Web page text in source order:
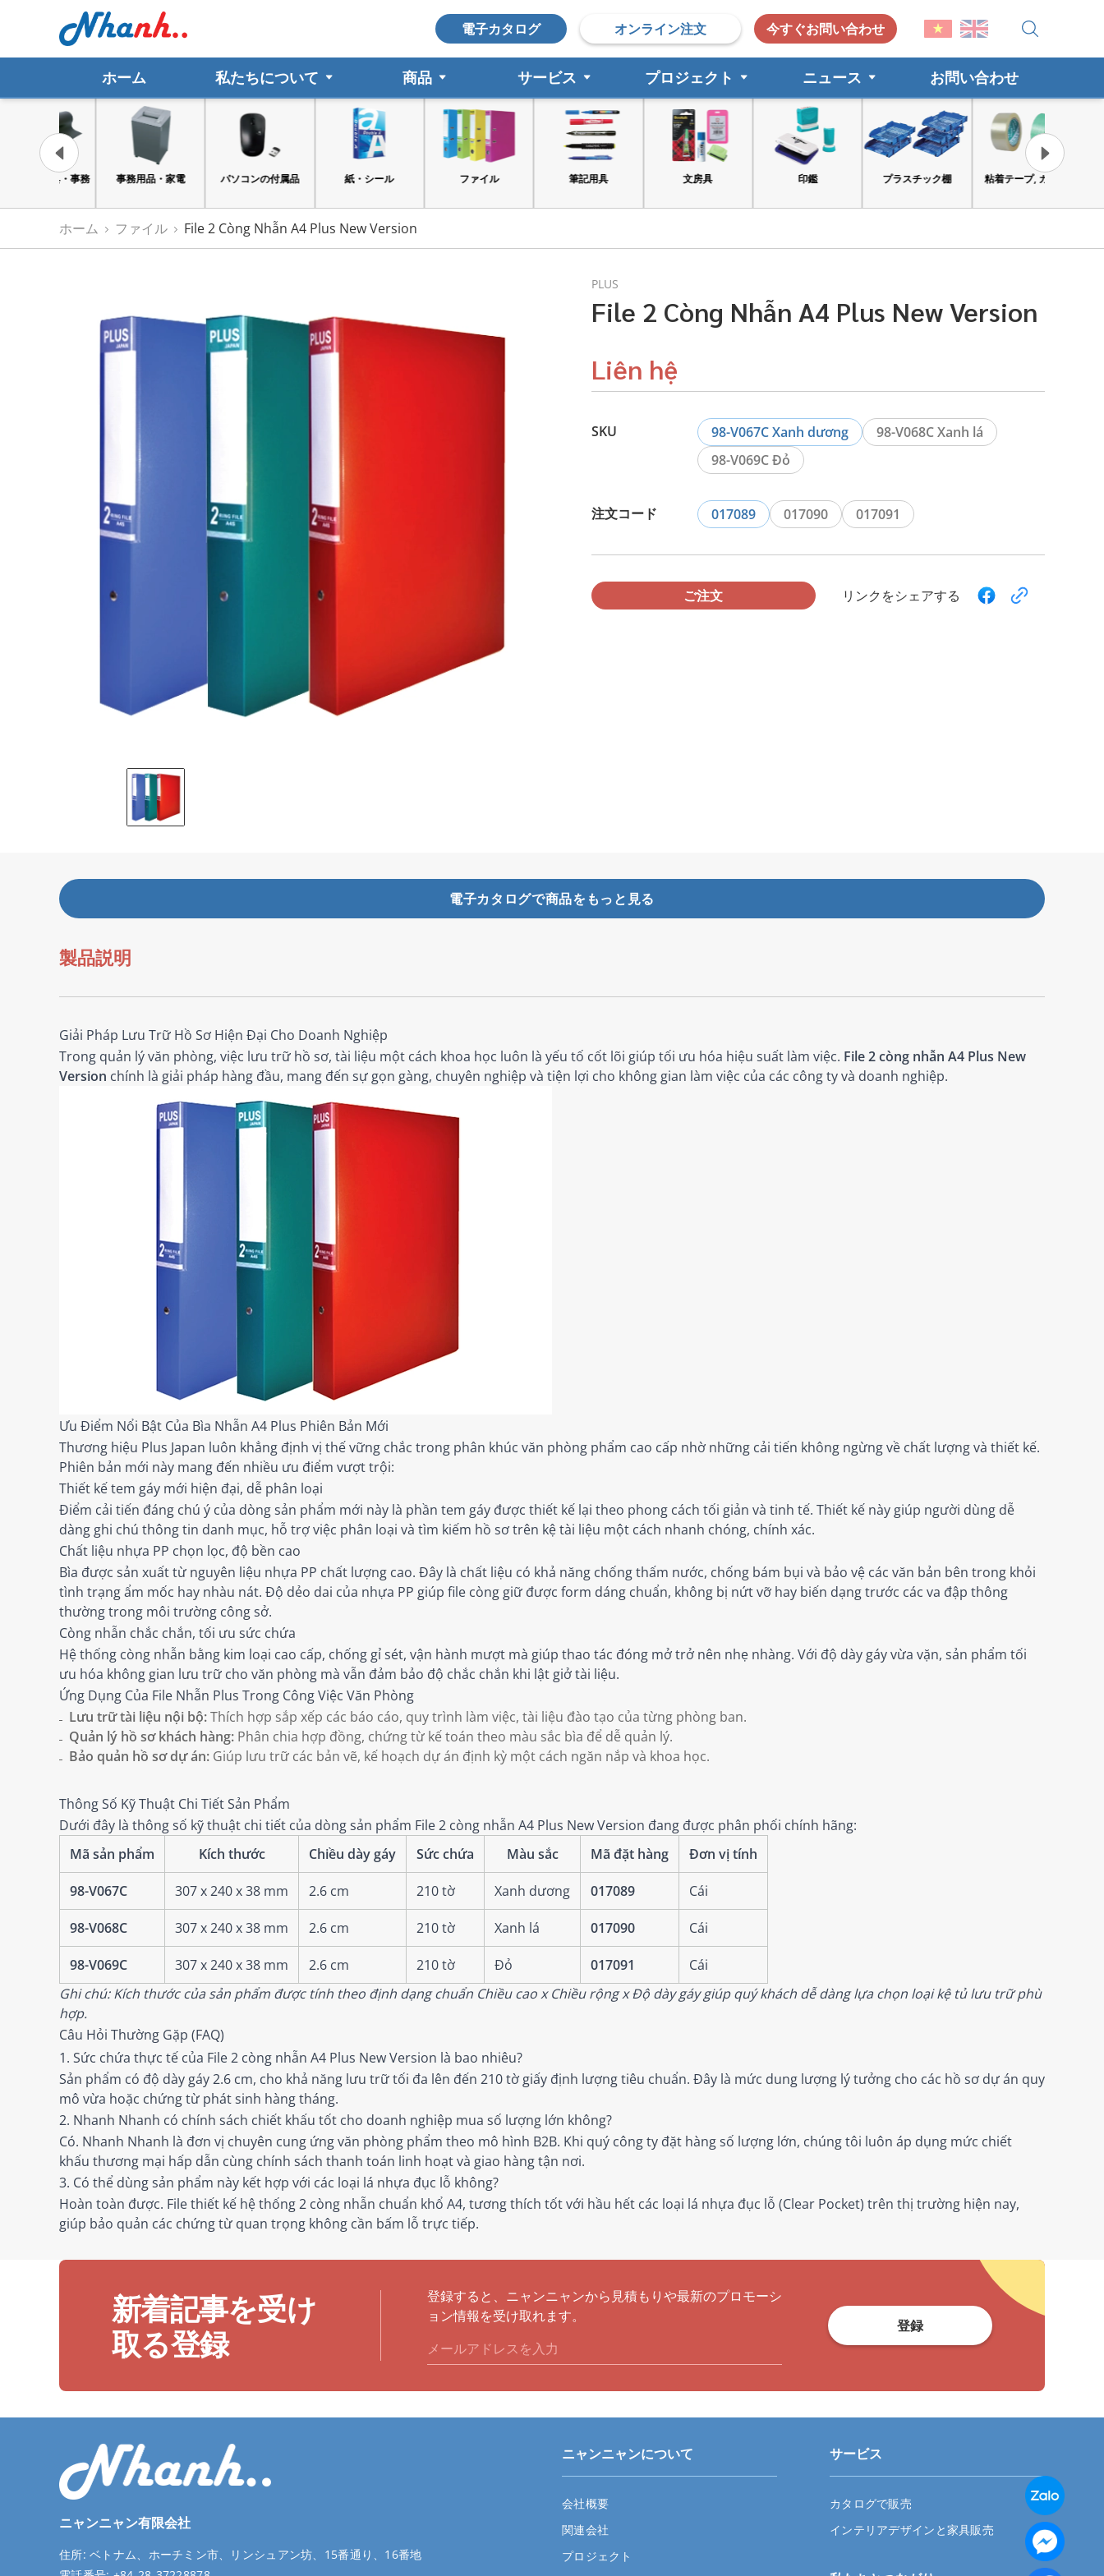
電子カタログ オンライン注文 今すぐお問い合わせ
ホーム 私たちについて 商品 サービス プロジェクト ニュース お問い合わせ
事務用品・家電 パソコンの付属品 紙・シール ファイル 筆記用具 プラスチック棚 粘着テープ, カート
ホーム ファイル File 2 Còng Nhẫn A4 Plus New Version
PLUS
File 2 Còng Nhẫn A4 Plus New Version
Liên hệ
SKU 98-V067C Xanh dương
98-V068C Xanh lá
98-V069C Đỏ
注文コード 017089 017090 017091
ご注文 リンクをシェアする
電子カタログで商品をもっと見る
製品説明
Giải Pháp Lưu Trữ Hồ Sơ Hiện Đại Cho Doanh Nghiệp
Trong quản lý văn phòng, việc lưu trữ hồ sơ, tài liệu một cách khoa học luôn là yếu tố cốt lõi giúp tối ưu hóa hiệu suất làm việc. File 2 còng nhẫn A4 Plus New
Version chính là giải pháp hàng đầu, mang đến sự gọn gàng, chuyên nghiệp và tiện lợi cho không gian làm việc của các công ty và doanh nghiệp.
Ưu Điểm Nổi Bật Của Bìa Nhẫn A4 Plus Phiên Bản Mới
Thương hiệu Plus Japan luôn khẳng định vị thế vững chắc trong phân khúc văn phòng phẩm cao cấp nhờ những cải tiến không ngừng về chất lượng và thiết kế.
Phiên bản mới này mang đến nhiều ưu điểm vượt trội:
Thiết kế tem gáy mới hiện đại, dễ phân loại
Điểm cải tiến đáng chú ý của dòng sản phẩm mới này là phần tem gáy được thiết kế lại theo phong cách tối giản và tinh tế. Thiết kế này giúp người dùng dễ
dàng ghi chú thông tin danh mục, hỗ trợ việc phân loại và tìm kiếm hồ sơ trên kệ tài liệu một cách nhanh chóng, chính xác.
Chất liệu nhựa PP chọn lọc, độ bền cao
Bìa được sản xuất từ nguyên liệu nhựa PP chất lượng cao. Đây là chất liệu có khả năng chống thấm nước, chống bám bụi và bảo vệ các văn bản bên trong khỏi
tình trạng ẩm mốc hay nhàu nát. Độ dẻo dai của nhựa PP giúp file còng giữ được form dáng chuẩn, không bị nứt vỡ hay biến dạng trước các va đập thông
thường trong môi trường công sở.
Còng nhẫn chắc chắn, tối ưu sức chứa
Hệ thống còng nhẫn bằng kim loại cao cấp, chống gỉ sét, vận hành mượt mà giúp thao tác đóng mở trở nên nhẹ nhàng. Với độ dày gáy vừa vặn, sản phẩm tối
ưu hóa không gian lưu trữ cho văn phòng mà vẫn đảm bảo độ chắc chắn khi lật giở tài liệu.
Ứng Dụng Của File Nhẫn Plus Trong Công Việc Văn Phòng
Lưu trữ tài liệu nội bộ:Thích hợp sắp xếp các báo cáo, quy trình làm việc, tài liệu đào tạo của từng phòng ban.
Quản lý hồ sơ khách hàng: Phân chia hợp đồng, chứng từ kế toán theo màu sắc bìa để dễ quản lý.
Bảo quản hồ sơ dự án: Giúp lưu trữ các bản vẽ, kế hoạch dự án định kỳ một cách ngăn nắp và khoa học.
Thông Số Kỹ Thuật Chi Tiết Sản Phẩm
Dưới đây là thông số kỹ thuật chi tiết của dòng sản phẩm File 2 còng nhẫn A4 Plus New Version đang được phân phối chính hãng:
Mã sản phẩm
Kích thước Chiều dày gáy Sức chứa Màu sắc Mã đặt hàng Đơn vị tính
98-V067C 307 x 240 x 38 mm 2.6 cm 210 tờ Xanh dương 017089 Cái
98-V068C 307 x 240 x 38 mm 2.6 cm 210 tờ Xanh lá 017090 Cái
98-V069C 307 x 240 x 38 mm 2.6 cm 210 tờ Đỏ 017091
Cái
Ghi chú: Kích thước của sản phẩm được tính theo định dạng chuẩn Chiều cao x Chiều rộng x Độ dày gáy giúp quý khách dễ dàng lựa chọn loại kệ tủ lưu trữ phù
hợp.
Câu Hỏi Thường Gặp (FAQ)
1. Sức chứa thực tế của File 2 còng nhẫn A4 Plus New Version là bao nhiêu?
Sản phẩm có độ dày gáy 2.6 cm, cho khả năng lưu trữ tối đa lên đến 210 tờ giấy định lượng tiêu chuẩn. Đây là mức dung lượng lý tưởng cho các hồ sơ dự án quy
mô vừa hoặc chứng từ phát sinh hàng tháng.
2. Nhanh Nhanh có chính sách chiết khấu tốt cho doanh nghiệp mua số lượng lớn không?
Có. Nhanh Nhanh là đơn vị chuyên cung ứng văn phòng phẩm theo mô hình B2B. Khi quý công ty đặt hàng số lượng lớn, chúng tôi luôn áp dụng mức chiết
khấu thương mại hấp dẫn cùng chính sách thanh toán linh hoạt và giao hàng tận nơi.
3. Có thể dùng sản phẩm này kết hợp với các loại lá nhựa đục lỗ không?
Hoàn toàn được. File thiết kế hệ thống 2 còng nhẫn chuẩn khổ A4, tương thích tốt với hầu hết các loại lá nhựa đục lỗ (Clear Pocket) trên thị trường hiện nay,
giúp bảo quản các chứng từ quan trọng không cần bấm lỗ trực tiếp.
新着記事を受け
取る登録
登録すると、ニャンニャンから見積もりや最新のプロモーシ
ョン情報を受け取れます。
登録
ニャンニャン有限会社
住所:ベトナム、ホーチミン市、リンシュアン坊、15番通り、16番地
ニャンニャンについて
会社概要
関連会社
プロジェクト
サービス
カタログで販売
インテリアデザインと家具販売